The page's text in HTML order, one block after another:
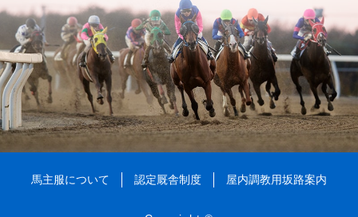
2008年01月
2007年02月
2007年01月
2006年03月
2006年02月
2006年01月
2005年04月
2005年03月
2005年02月
2005年01月
2004年06月
2004年05月
2004年04月
2004年03月
2004年02月
2004年01月
2003年07月
2003年06月
2003年05月
2003年04月
2003年01月
馬主服について 認定厩舎制度 屋内調教用坂路案内